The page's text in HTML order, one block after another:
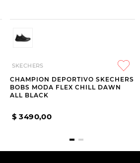
SKECHERS
CHAMPION DEPORTIVO SKECHERS
BOBS MODA FLEX CHILL DAWN
ALL BLACK
$ 3490,00